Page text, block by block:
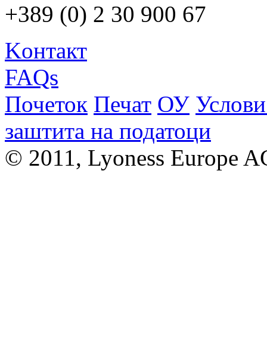
+389 (0) 2 30 900 67
Kонтакт
FAQs
Почеток Печат ОУ
заштита на податоци
© 2011, Lyoness Europe